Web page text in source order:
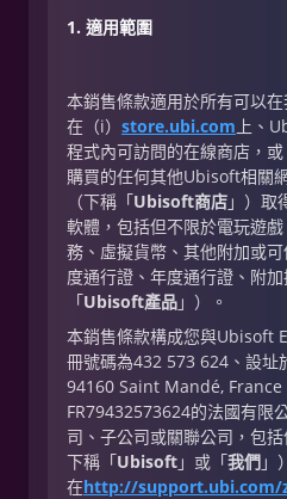
1. 適用範圍
本銷售條款適用於所有可以
在（i） store.ubi.com 上、
程式內可訪問的在線商店，
購買的任何其他Ubisoft相關
（下稱「Ubisoft商店 」）取
軟體，包括但不限於電玩遊
務、虛擬貨幣、其他附加或
度通行證、年度通行證、附
「Ubisoft產品 」）。
本銷售條款構成您與Ubisoft
冊號碼為432 573 624、設
94160 Saint Mandé, France
FR79432573624的法國有限
司、子公司或關聯公司，包
下稱「Ubisoft 」或「我們 」
在http://